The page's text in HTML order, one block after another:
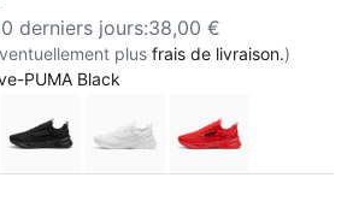
derniers jours:38,00 €
plus frais de livraison.)
PUMA Black
White
Olive-PUMA Black
PUMA BlackPUMA White-Feather
For All Time